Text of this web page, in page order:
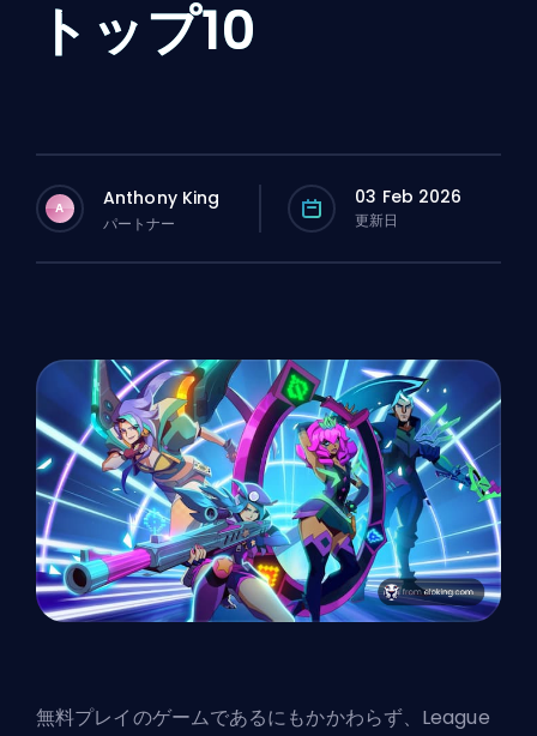
トップ10
A Anthony King
パートナー
03 Feb 2026
更新日
無料プレイのゲームであるにもかかわらず、League